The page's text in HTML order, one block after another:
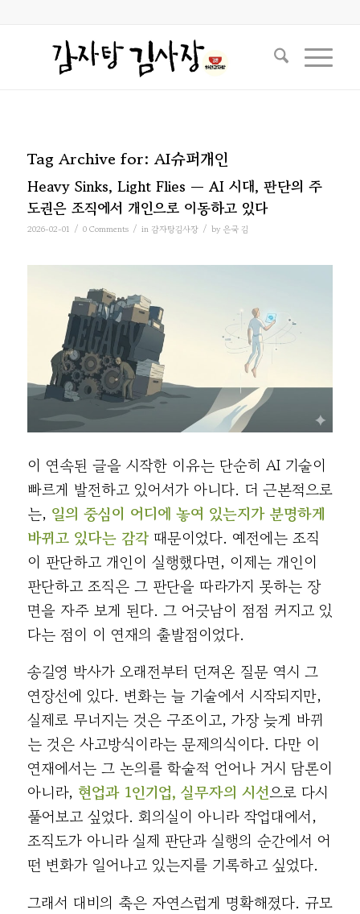
Tag Archive for: AI슈퍼개인
Heavy Sinks, Light Flies — AI 시대, 판단의 주
도권은 조직에서 개인으로 이동하고 있다
2026-02-01 / 0 Comments / in 감자탕김사장 / by 은국 김
이 연속된 글을 시작한 이유는 단순히 AI 기술이
빠르게 발전하고 있어서가 아니다. 더 근본적으로
는, 일의 중심이 어디에 놓여 있는지가 분명하게
바뀌고 있다는 감각때문이었다. 예전에는 조직
이 판단하고 개인이 실행했다면, 이제는 개인이
판단하고 조직은 그 판단을 따라가지 못하는 장
면을 자주 보게 된다. 그 어긋남이 점점 커지고 있
다는 점이 이 연재의 출발점이었다.
송길영 박사가 오래전부터 던져온 질문 역시 그
연장선에 있다. 변화는 늘 기술에서 시작되지만,
실제로 무너지는 것은 구조이고, 가장 늦게 바뀌
는 것은 사고방식이라는 문제의식이다. 다만 이
연재에서는 그 논의를 학술적 언어나 거시 담론이
아니라, 현업과 1인기업, 실무자의 시선으로 다시
풀어보고 싶었다. 회의실이 아니라 작업대에서,
조직도가 아니라 실제 판단과 실행의 순간에서 어
떤 변화가 일어나고 있는지를 기록하고 싶었다.
그래서 대비의 축은 자연스럽게 명확해졌다. 규모